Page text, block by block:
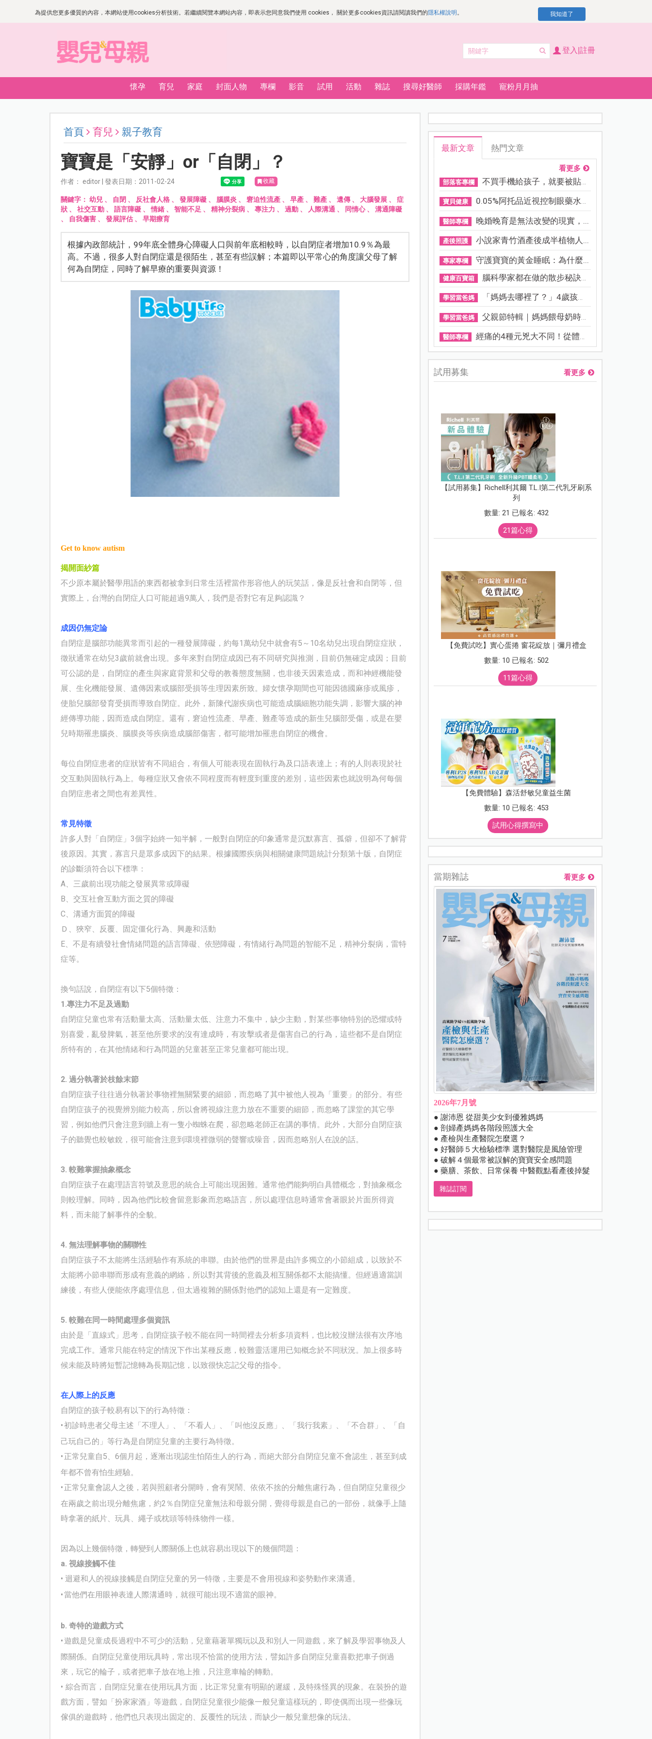
為提供您更多優質的內容，本網站使用cookies分析技術。若繼續閱覽本網站內容，即表示您同意我們使用 cookies， 關於更多cookies資訊請閱讀我們的隱私權說明 。 我知道了
登入|註冊
懷孕 育兒 家庭 封面人物 專欄 影音 試用 活動 雜誌 搜尋好醫師 採購年鑑 寵粉月月抽
首頁 育兒 親子教育
寶寶是「安靜」or「自閉」？
作者： editor | 發表日期：2011-02-24 收藏
關鍵字： 幼兒、 自閉 、 反社會人格、 發展障礙、 腦膜炎 、 窘迫性流產、 早產、 難產、 遺傳、 大腦發展、 症
狀、 社交互動、 語言障礙、情緒、 智能不足 、 精神分裂病、 專注力 、 過動、 人際溝通 、 同情心、 溝通障礙
、
自我傷害、 發展評估、 早期療育
根據內政部統計，99年底全體身心障礙人口與前年底相較時，以自閉症者增加10.9％為最
高。不過，很多人對自閉症還是很陌生，甚至有些誤解；本篇即以平常心的角度讓父母了解
何為自閉症，同時了解早療的重要與資源！
Get to know autism
揭開面紗篇
不少原本屬於醫學用語的東西都被拿到日常生活裡當作形容他人的玩笑話，像是反社會和自閉等，但
實際上，台灣的自閉症人口可能超過9萬人，我們是否對它有足夠認識？
成因仍無定論
自閉症是腦部功能異常而引起的一種發展障礙，約每1 萬幼兒中就會有5 ～ 10名幼兒出現自閉症症狀，
徵狀通常在幼兒3歲前就會出現。 多年來對自閉症成因已有不同研究與推測，目前仍無確定成因；目前
可公認的是，自閉症的產生與家庭背景和父母的教養態度無關，也非後天因素造成，而和神經機能發
展、生化機能發展、遺傳因素或腦部受損等生理因素所致。婦女懷孕期間也可能因德國麻疹或風疹，
使胎兒腦部發育受損而導致自閉症。此外，新陳代謝疾病也可能造成腦細胞功能失調，影響大腦的神
經傳導功能，因而造成自閉症。還有，窘迫性流產、早產、難產等造成的新生兒腦部受傷，或是在嬰
兒時期罹患腦炎、腦膜炎等疾病造成腦部傷害，都可能增加罹患自閉症的機會。
每位自閉症患者的症狀皆有不同組合，有個人可能表現在固執行為及口語表達上；有的人則表現於社
交互動與固執行為上。每種症狀又會依不同程度而有輕度到重度的差別，這些因素也就說明為何每個
自閉症患者之間也有差異性。
常見特徵
許多人對「自閉症」 3個字始終一知半解，一般對自閉症的印象通常是沉默寡言、孤僻，但卻不了解背
後原因。其實，寡言只是眾多成因下的結果。 根據國際疾病與相關健康問題統計分類第十版，自閉症
的診斷須符合以下標準：
A、三歲前出現功能之發展異常或障礙
B、交互社會互動方面之質的障礙
C、溝通方面質的障礙
Ｄ、狹窄、反覆、固定僵化行為、興趣和活動
E、不是有續發社會情緒問題的語言障礙、依戀障礙，有情緒行為問題的智能不足，精神分裂病，雷特
症等。
換句話說，自閉症有以下5個特徵：
1.專注力不足及過動
自閉症兒童也常有活動量太高、活動量太低、注意力不集中，缺少主動，對某些事物特別的恐懼或特
別喜愛，亂發脾氣，甚至他所要求的沒有達成時，有攻擊或者是傷害自己的行為，這些都不是自閉症
所特有的，在其他情緒和行為問題的兒童甚至正常兒童都可能出現。
2. 過分執著於枝餘末節
自閉症孩子往往過分執著於事物裡無關緊要的細節，而忽略了其中被他人視為「重要」的部分。有些
自閉症孩子的視覺辨別能力較高，所以會將視線注意力放在不重要的細節，而忽略了課堂的其它學
習，例如他們只會注意到牆上有一隻小蜘蛛在爬，卻忽略老師正在講的事情。此外，大部分自閉症孩
子的聽覺也較敏銳，很可能會注意到環境裡微弱的聲響或噪音，因而忽略別人在說的話。
3. 較難掌握抽象概念
自閉症孩子在處理語言符號及意思的統合上可能出現困難。通常他們能夠明白具體概念，對抽象概念
則較理解。同時，因為他們比較會留意影象而忽略語言，所以處理信息時通常會著眼於片面所得資
料，而未能了解事件的全貌。
4. 無法理解事物的關聯性
自閉症孩子不太能將生活經驗作有系統的串聯。由於他們的世界是由許多獨立的小節組成，以致於不
太能將小節串聯而形成有意義的網絡，所以對其背後的意義及相互關係都不太能搞懂。但經過適當訓
練後，有些人便能依序處理信息，但太過複雜的關係對他們的認知上還是有一定難度。
5. 較難在同一時間處理多個資訊
由於是「直線式」思考，自閉症孩子較不能在同一時間裡去分析多項資料，也比較沒辦法很有次序地
完成工作。通常只能在特定的情況下作出某種反應，較難靈活運用已知概念於不同狀況。加上很多時
候未能及時將短暫記憶轉為長期記憶，以致很快忘記父母的指令。
在人際上的反應
自閉症的孩子較易有以下的行為特徵：
•初診時患者父母主述「不理人」、「不看人」、「叫他沒反應」、「我行我素」、「不合群」、「自
己玩自己的」等行為是自閉症兒童的主要行為特徵。
• 正常兒童自5、 6個月起，逐漸出現認生怕陌生人的行為，而絕大部分自閉症兒童不會認生，甚至到成
年都不曾有怕生經驗。
• 正常兒童會認人之後，若與照顧者分開時，會有哭鬧、依依不捨的分離焦慮行為，但自閉症兒童很少
在兩歲之前出現分離焦慮，約2 ％自閉症兒童無法和母親分開，覺得母親是自己的一部份，就像手上隨
時拿著的紙片、玩具、繩子或枕頭等特殊物件一樣。
因為以上幾個特徵，轉變到人際關係上也就容易出現以下的幾個問題：
a. 視線接觸不佳
• 迴避和人的視線接觸是自閉症兒童的另一特徵，主要是不會用視線和姿勢動作來溝通。
•當他們在用眼神表達人際溝通時，就很可能出現不適當的眼神。
b. 奇特的遊戲方式
•遊戲是兒童成長過程中不可少的活動，兒童藉著單獨玩以及和別人一同遊戲，來了解及學習事物及人
際關係。自閉症兒童使用玩具時，常出現不恰當的使用方法，譬如許多自閉症兒童喜歡把車子倒過
來，玩它的輪子，或者把車子放在地上推，只注意車輪的轉動。
• 綜合而言，自閉症兒童在使用玩具方面，比正常兒童有明顯的遲緩，及特殊怪異的現象。在裝扮的遊
戲方面，譬如「扮家家酒」等遊戲，自閉症兒童很少能像一般兒童這樣玩的，即使偶而出現一些像玩
傢俱的遊戲時，他們也只表現出固定的、反覆性的玩法，而缺少一般兒童想像的玩法。
最新文章 熱門文章
看更多
部落客專欄 不買手機給孩子，就要被貼「...
寶貝健康 0.05%阿托品近視控制眼藥水納...
醫師專欄 晚婚晚育是無法改變的現實，...
產後照護 小說家青竹酒產後成半植物人...
專家專欄 守護寶寶的黃金睡眠：為什麼...
健康百寶箱 腦科學家都在做的散步秘訣！...
學習當爸媽 「媽媽去哪裡了？」4歲孩子還...
學習當爸媽 父親節特輯｜媽媽餵母奶時，...
醫師專欄 經痛的4種元兇大不同！從體質...
試用募集 看更多
【試用募集】Richell利其爾 T.L.I第二代乳牙刷系
列
數量: 21 已報名: 432
21篇心得
【免費試吃】實心蛋捲 窗花綻放｜彌月禮盒
數量: 10 已報名: 502
11篇心得
【免費體驗】森活舒敏兒童益生菌
數量: 10 已報名: 453
試用心得撰寫中
當期雜誌 看更多
2026年7月號
● 謝沛恩 從甜美少女到優雅媽媽
● 剖婦產媽媽各階段照護大全
● 產檢與生產醫院怎麼選？
● 好醫師５大檢驗標準 選對醫院是風險管理
● 破解４個最常被誤解的寶寶安全感問題
● 藥膳、茶飲、日常保養 中醫觀點看產後掉髮
雜誌訂閱